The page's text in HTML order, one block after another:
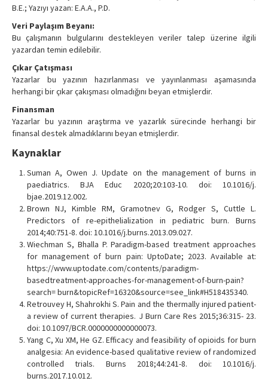
B.E.; Yazıyı yazan: E.A.A., P.D.
Veri Paylaşım Beyanı:
Bu çalışmanın bulgularını destekleyen veriler talep üzerine ilgili
yazardan temin edilebilir.
Çıkar Çatışması
Yazarlar bu yazının hazırlanması ve yayınlanması aşamasında
herhangi bir çıkar çakışması olmadığını beyan etmişlerdir.
Finansman
Yazarlar bu yazının araştırma ve yazarlık sürecinde herhangi bir
finansal destek almadıklarını beyan etmişlerdir.
Kaynaklar
Suman A, Owen J. Update on the management of burns in
paediatrics. BJA Educ 2020;20:103-10. doi: 10.1016/j.
bjae.2019.12.002.
Brown NJ, Kimble RM, Gramotnev G, Rodger S, Cuttle L.
Predictors of re-epithelialization in pediatric burn. Burns
2014;40:751-8. doi: 10.1016/j.burns.2013.09.027.
Wiechman S, Bhalla P. Paradigm-based treatment approaches
for management of burn pain: UptoDate; 2023. Available at:
https://www.uptodate.com/contents/paradigm-
basedtreatment-approaches-for-management-of-burn-pain?
search= burn&topicRef=16320&source=see_link#H518435340.
Retrouvey H, Shahrokhi S. Pain and the thermally injured patient-
a review of current therapies. J Burn Care Res 2015;36:315- 23.
doi: 10.1097/BCR.0000000000000073.
Yang C, Xu XM, He GZ. Efficacy and feasibility of opioids for burn
analgesia: An evidence-based qualitative review of randomized
controlled trials. Burns 2018;44:241-8. doi: 10.1016/j.
burns.2017.10.012.